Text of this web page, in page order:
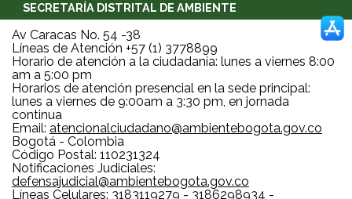
SECRETARÍA DISTRITAL DE AMBIENTE
Av Caracas No. 54 -38
Líneas de Atención +57 (1) 3778899
Horario de atención a la ciudadanía: lunes a viernes 8:00
am a 5:00 pm
Horarios de atención presencial en la sede principal:
lunes a viernes de 9:00am a 3:30 pm, en jornada
continua
Email: atencionalciudadano@ambientebogota.gov.co
Bogotá - Colombia
Código Postal: 110231324
Notificaciones Judiciales:
defensajudicial@ambientebogota.gov.co
Líneas Celulares: 3183119279 - 3186298934 -